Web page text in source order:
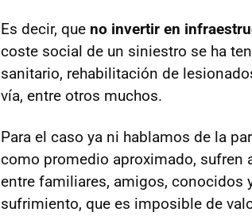
Es decir, que no invertir en
coste social de un siniestro se ha
sanitario, rehabilitación de
vía, entre otros muchos.
Para el caso ya ni hablamos de la
como promedio aproximado, sufren
entre familiares, amigos, conocidos
sufrimiento, que es imposible de